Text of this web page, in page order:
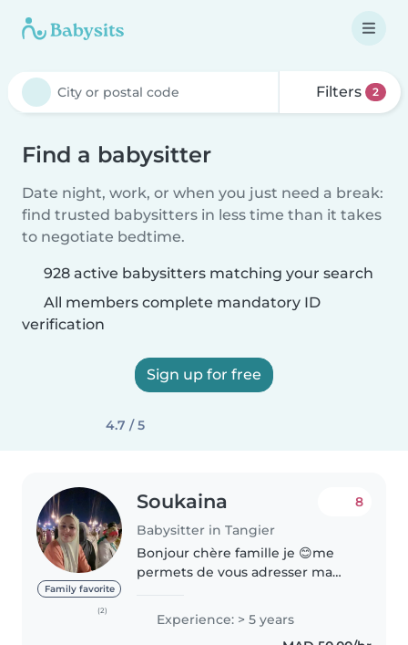
Filters 2
Find a babysitter
Date night, work, or when you just need a break:
find trusted babysitters in less time than it takes
to negotiate bedtime.
928 active babysitters matching your search
All members complete mandatory ID
verification
Sign up for free
4.7 / 5
Family favorite
(2)
Soukaina
Babysitter in Tangier
8
Bonjour chère famille je 😊me
permets de vous adresser ma
nounou en charge de vos
enfants je suis une personne
Experience: > 5 years